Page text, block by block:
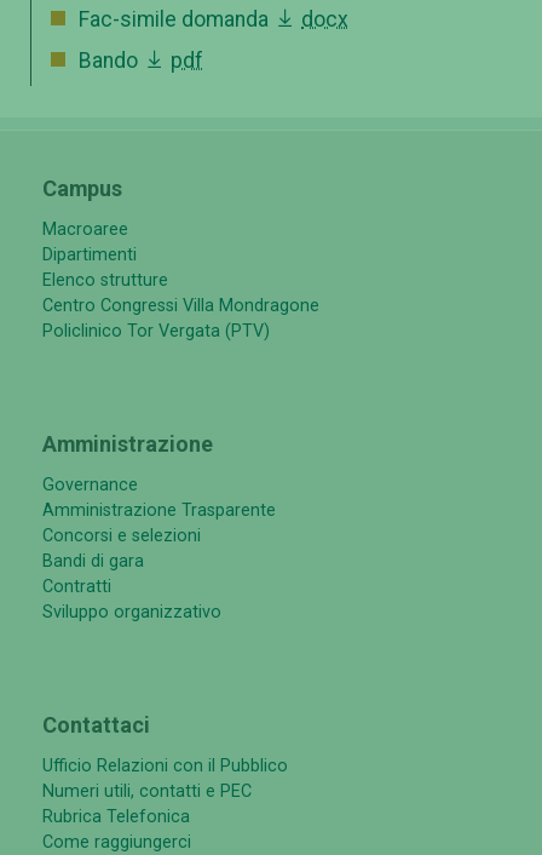
Fac-simile domanda
docx
Bando
pdf
Campus
Macroaree
Dipartimenti
Elenco strutture
Centro Congressi Villa Mondragone
Policlinico Tor Vergata (PTV)
Amministrazione
Governance
Amministrazione Trasparente
Concorsi e selezioni
Bandi di gara
Contratti
Sviluppo organizzativo
Contattaci
Ufficio Relazioni con il Pubblico
Numeri utili, contatti e PEC
Rubrica Telefonica
Come raggiungerci